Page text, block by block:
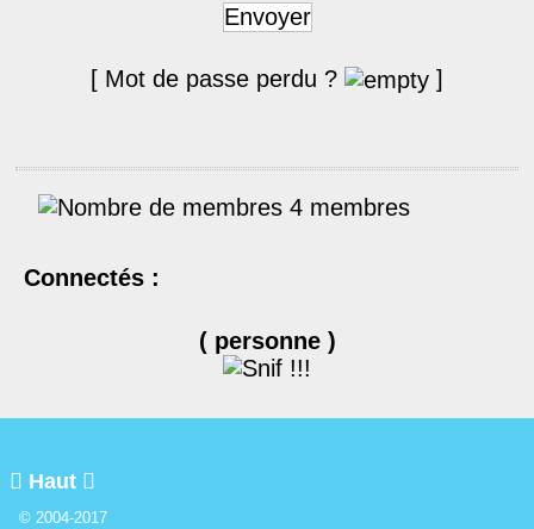
Envoyer
[ Mot de passe perdu ? ]
4 membres
Connectés :
( personne )
 Haut 
© 2004-2017